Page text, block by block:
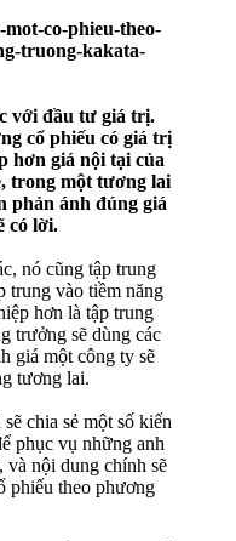
với đầu tư giá trị.
cổ phiếu có giá trị
hơn giá nội tại của
trong một tương lai
phản ánh đúng giá
có lời.
nó cũng tập trung
trung vào tiềm năng
hơn là tập trung
trưởng sẽ dùng các
giá một công ty sẽ
tương lai.
chia sẻ một số kiến
phục vụ những anh
và nội dung chính sẽ
phiếu theo phương